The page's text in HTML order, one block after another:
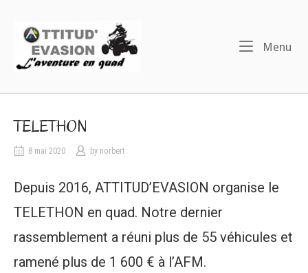
content
Home
Menu
TELETHON
8 mai 2020 by norbert
Depuis 2016, ATTITUD’EVASION organise le
TELETHON en quad. Notre dernier
rassemblement a réuni plus de 55 véhicules et
ramené plus de 1 600 € à l’AFM.